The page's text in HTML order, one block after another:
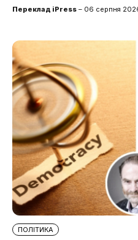
Переклад iPress – 06 серпня
ПОЛІТИКА